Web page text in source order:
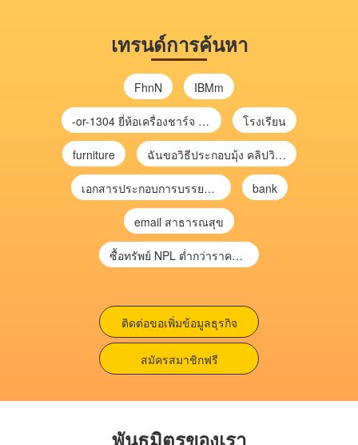
เทรนด์การค้นหา
FhnN IBMm
-or-1304 ยี่ห้อเครื่องชาร์จ chargecore โรงเรียน
furniture ฉันขอวิธีประกอบมุ้ง คลิปวิดีโอ การประกอบมุ้ง
เอกสารประกอบการบรรยาย การประเมินความเสี่ยงเพื่อวางแผนการตรวจสอบ \ bank
email สาธารณสุข
ซื้อทรัพย์ NPL ต่ำกว่าราคาตลาด 30-70% แบบไม่ต้องไปประมูล”
ติดต่อขอเพิ่มข้อมูลธุรกิจ
สมัครสมาชิกฟรี
พันธมิตรของเรา